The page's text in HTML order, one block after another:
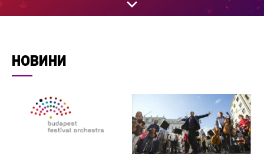
НОВИНИ